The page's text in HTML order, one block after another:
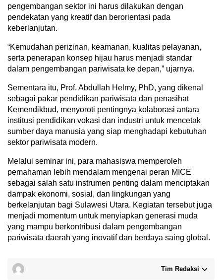
pengembangan sektor ini harus dilakukan dengan
pendekatan yang kreatif dan berorientasi pada
keberlanjutan.
“Kemudahan perizinan, keamanan, kualitas pelayanan,
serta penerapan konsep hijau harus menjadi standar
dalam pengembangan pariwisata ke depan,” ujarnya.
Sementara itu, Prof. Abdullah Helmy, PhD, yang dikenal
sebagai pakar pendidikan pariwisata dan penasihat
Kemendikbud, menyoroti pentingnya kolaborasi antara
institusi pendidikan vokasi dan industri untuk mencetak
sumber daya manusia yang siap menghadapi kebutuhan
sektor pariwisata modern.
Melalui seminar ini, para mahasiswa memperoleh
pemahaman lebih mendalam mengenai peran MICE
sebagai salah satu instrumen penting dalam menciptakan
dampak ekonomi, sosial, dan lingkungan yang
berkelanjutan bagi Sulawesi Utara. Kegiatan tersebut juga
menjadi momentum untuk menyiapkan generasi muda
yang mampu berkontribusi dalam pengembangan
pariwisata daerah yang inovatif dan berdaya saing global.
Tim Redaksi